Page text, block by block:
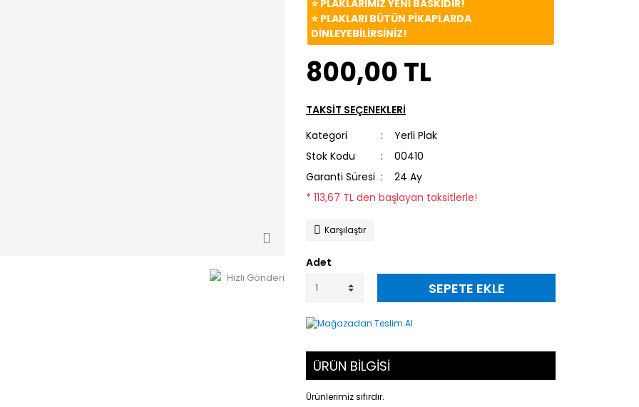
Hızlı Gönderi
⭐️ PLAKLARIMIZ YENİ BASKIDIR!
⭐️ PLAKLARI BÜTÜN PİKAPLARDA
DİNLEYEBİLİRSİNİZ!
800,00 TL
TAKSİT SEÇENEKLERİ
Kategori
Yerli Plak
Stok Kodu
00410
Garanti Süresi
24 Ay
* 113,67 TL den başlayan taksitlerle!
Karşılaştır
Adet
SEPETE EKLE
ÜRÜN BİLGİSİ
Ürünlerimiz sıfırdır.